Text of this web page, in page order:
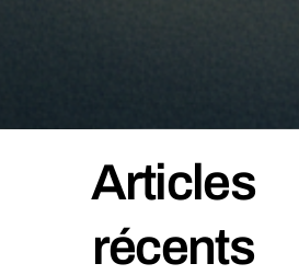
Articles
récents